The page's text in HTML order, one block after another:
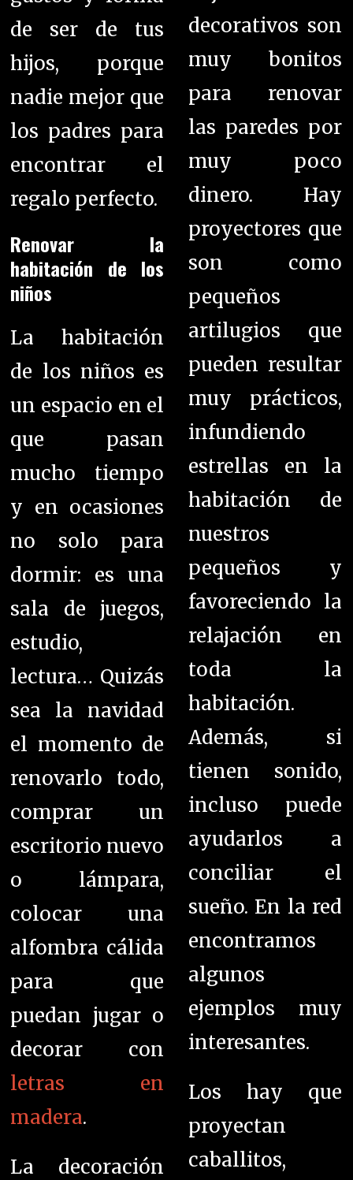
de ser de tus
hijos, porque
nadie mejor que
los padres para
encontrar el
regalo perfecto.
Renovar la
habitación de los
niños
La habitación
de los niños es
un espacio en el
que pasan
mucho tiempo
y en ocasiones
no solo para
dormir: es una
sala de juegos,
estudio,
lectura… Quizás
sea la navidad
el momento de
renovarlo todo,
comprar un
escritorio nuevo
o lámpara,
colocar una
alfombra cálida
para que
puedan jugar o
decorar con
letras en
madera.
La decoración
decorativos son
muy bonitos
para renovar
las paredes por
muy poco
dinero. Hay
proyectores que
son como
pequeños
artilugios que
pueden resultar
muy prácticos,
infundiendo
estrellas en la
habitación de
nuestros
pequeños y
favoreciendo la
relajación en
toda la
habitación.
Además, si
tienen sonido,
incluso puede
ayudarlos a
conciliar el
sueño. En la red
encontramos
algunos
ejemplos muy
interesantes.
Los hay que
proyectan
caballitos,